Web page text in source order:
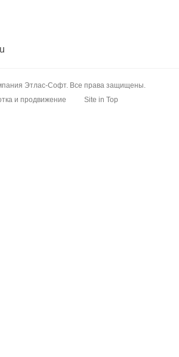
Этлас-Софт. Все права защищены.
и продвижение
Site in Top